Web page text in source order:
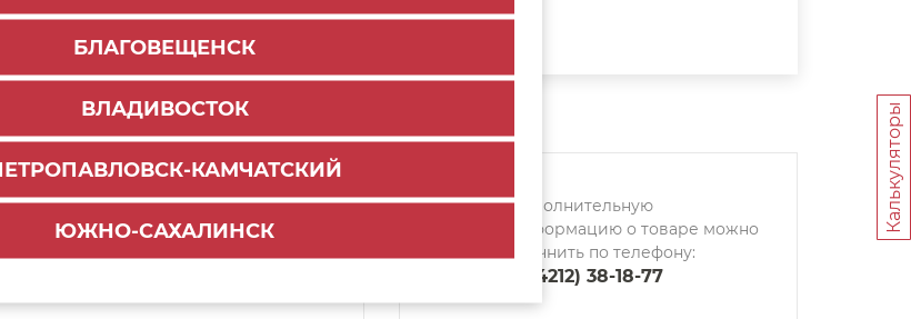
БЛАГОВЕЩЕНСК
ВЛАДИВОСТОК
КАМЧАТСКИЙ
ЮЖНО-САХАЛИНСК
Способы доставки:
По городу:1000 руб.
Дополнительную
информацию о товаре можно
уточнить по телефону:
8 (4212) 38-18-77
Калькуляторы